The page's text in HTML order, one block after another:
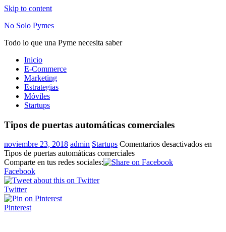
Skip to content
No Solo Pymes
Todo lo que una Pyme necesita saber
Inicio
E-Commerce
Marketing
Estrategias
Móviles
Startups
Tipos de puertas automáticas comerciales
noviembre 23, 2018 admin Startups Comentarios desactivados en
Tipos de puertas automáticas comerciales
Comparte en tus redes sociales:
Facebook
Twitter
Pinterest